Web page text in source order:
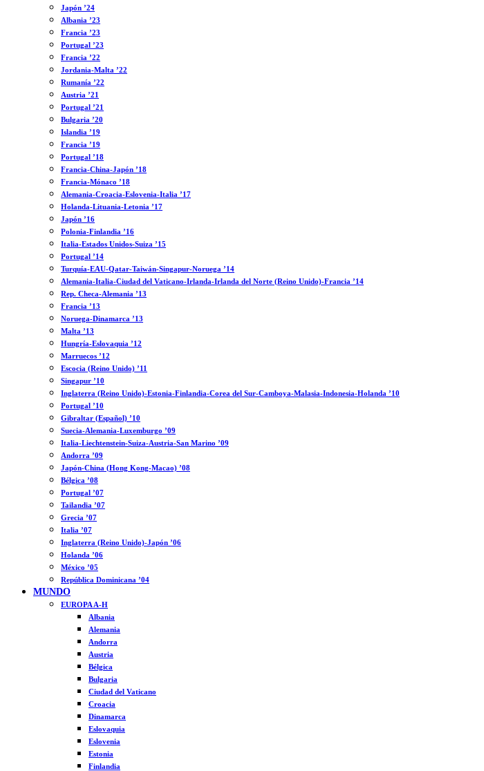
Japón ’24
Albania ’23
Francia ’23
Portugal ’23
Francia ’22
Jordania-Malta ’22
Rumanía ’22
Austria ’21
Portugal ’21
Bulgaria ’20
Islandia ’19
Francia ’19
Portugal ’18
Francia-China-Japón ’18
Francia-Mónaco ’18
Alemania-Croacia-Eslovenia-Italia ’17
Holanda-Lituania-Letonia ’17
Japón ’16
Polonia-Finlandia ’16
Italia-Estados Unidos-Suiza ’15
Portugal ’14
Turquía-EAU-Qatar-Taiwán-Singapur-Noruega ’14
Alemania-Italia-Ciudad del Vaticano-Irlanda-Irlanda del Norte (Reino Unido)-Francia ’14
Rep. Checa-Alemania ’13
Francia ’13
Noruega-Dinamarca ’13
Malta ’13
Hungría-Eslovaquia ’12
Marruecos ’12
Escocia (Reino Unido) ’11
Singapur ’10
Inglaterra (Reino Unido)-Estonia-Finlandia-Corea del Sur-Camboya-Malasia-Indonesia-Holanda ’10
Portugal ’10
Gibraltar (Español) ’10
Suecia-Alemania-Luxemburgo ’09
Italia-Liechtenstein-Suiza-Austria-San Marino ’09
Andorra ’09
Japón-China (Hong Kong-Macao) ’08
Bélgica ’08
Portugal ’07
Tailandia ’07
Grecia ’07
Italia ’07
Inglaterra (Reino Unido)-Japón ’06
Holanda ’06
México ’05
República Dominicana ’04
MUNDO
EUROPA A-H
Albania
Alemania
Andorra
Austria
Bélgica
Bulgaria
Ciudad del Vaticano
Croacia
Dinamarca
Eslovaquia
Eslovenia
Estonia
Finlandia